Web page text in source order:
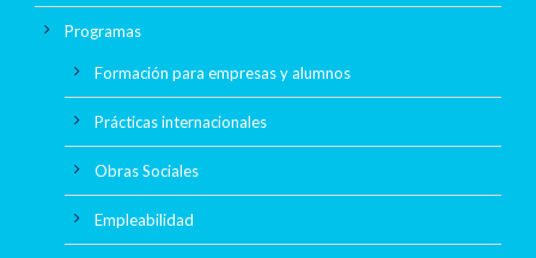
Programas
Formación para empresas y alumnos
Prácticas internacionales
Obras Sociales
Empleabilidad